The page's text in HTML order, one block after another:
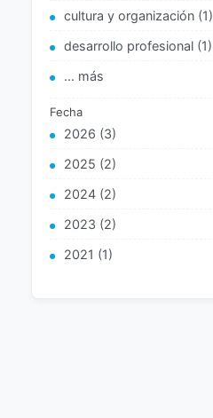
cultura y organización (1)
desarrollo profesional (1)
... más
Fecha
2026 (3)
2025 (2)
2024 (2)
2023 (2)
2021 (1)